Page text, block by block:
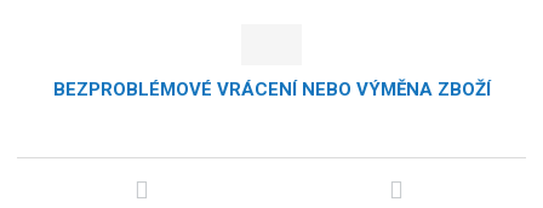
BEZPROBLÉMOVÉ VRÁCENÍ NEBO VÝMĚNA ZBOŽÍ